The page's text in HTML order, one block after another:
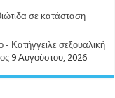
σε κατάσταση
- Κατήγγειλε σεξουαλική
9 Αυγούστου, 2026